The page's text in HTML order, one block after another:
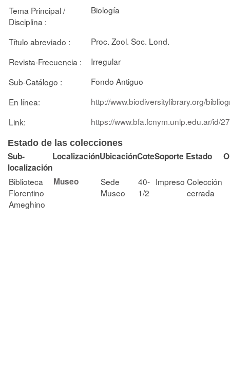
Tema Principal /
Disciplina :
Biología
Título abreviado :
Proc. Zool. Soc. Lond.
Revista-Frecuencia :
Irregular
Sub-Catálogo :
Fondo Antiguo
En línea:
http://www.biodiversitylibrary.org/
Link:
https://www.bfa.fcnym.unlp.edu.ar/id/
Estado de las colecciones
Sub-
localización
LocalizaciónUbicaciónCoteSoporte Estado
Biblioteca
Florentino
Ameghino
Museo
Sede
Museo
40-
1/2
Impreso Colección
cerrada